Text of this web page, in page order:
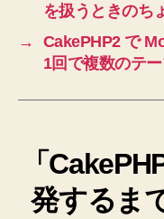
を扱うときのち
→
CakePHP2 で
1回で複数のテ
「
発するま